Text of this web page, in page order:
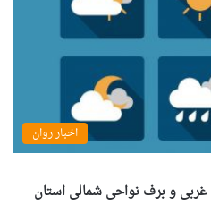
اخبار روان
غربی و برف نواحی شمالی استان